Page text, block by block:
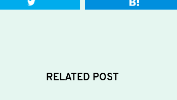
RELATED POST